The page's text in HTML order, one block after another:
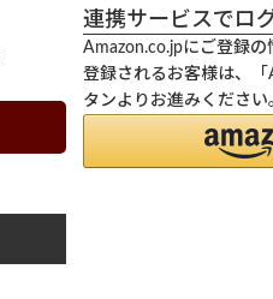
連携サービスでロ
Amazon.co.jpにご登録
登録されるお客様は、
タンよりお進みください